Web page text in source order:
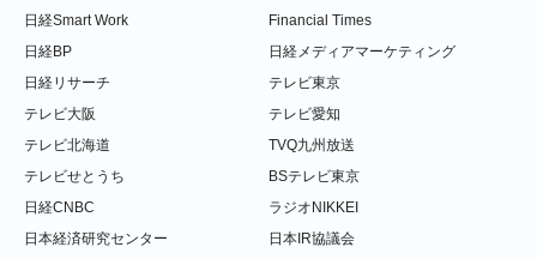
日経Smart Work
Financial Times
日経BP
日経メディアマーケティング
日経リサーチ
テレビ東京
テレビ大阪
テレビ愛知
テレビ北海道
TVQ九州放送
テレビせとうち
BSテレビ東京
日経CNBC
ラジオNIKKEI
日本経済研究センター
日本IR協議会